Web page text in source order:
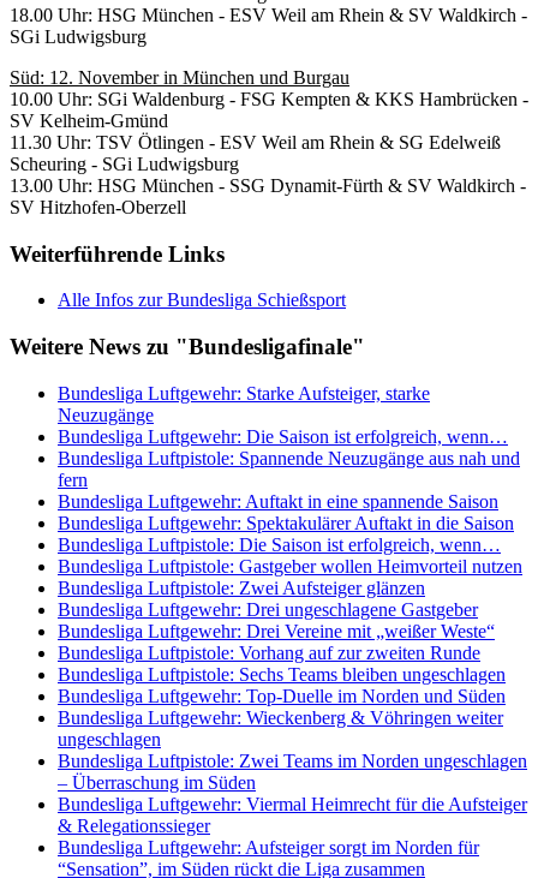
18.00 Uhr: HSG München - ESV Weil am Rhein & SV Waldkirch -
SGi Ludwigsburg
Süd: 12. November in München und Burgau
10.00 Uhr: SGi Waldenburg - FSG Kempten & KKS Hambrücken -
SV Kelheim-Gmünd
11.30 Uhr: TSV Ötlingen - ESV Weil am Rhein & SG Edelweiß
Scheuring - SGi Ludwigsburg
13.00 Uhr: HSG München - SSG Dynamit-Fürth & SV Waldkirch -
SV Hitzhofen-Oberzell
Weiterführende Links
Alle Infos zur Bundesliga Schießsport
Weitere News zu "Bundesligafinale"
Bundesliga Luftgewehr: Starke Aufsteiger, starke
Neuzugänge
Bundesliga Luftgewehr: Die Saison ist erfolgreich, wenn…
Bundesliga Luftpistole: Spannende Neuzugänge aus nah und
fern
Bundesliga Luftgewehr: Auftakt in eine spannende Saison
Bundesliga Luftgewehr: Spektakulärer Auftakt in die Saison
Bundesliga Luftpistole: Die Saison ist erfolgreich, wenn…
Bundesliga Luftpistole: Gastgeber wollen Heimvorteil nutzen
Bundesliga Luftpistole: Zwei Aufsteiger glänzen
Bundesliga Luftgewehr: Drei ungeschlagene Gastgeber
Bundesliga Luftgewehr: Drei Vereine mit „weißer Weste“
Bundesliga Luftpistole: Vorhang auf zur zweiten Runde
Bundesliga Luftpistole: Sechs Teams bleiben ungeschlagen
Bundesliga Luftgewehr: Top-Duelle im Norden und Süden
Bundesliga Luftgewehr: Wieckenberg & Vöhringen weiter
ungeschlagen
Bundesliga Luftpistole: Zwei Teams im Norden ungeschlagen
– Überraschung im Süden
Bundesliga Luftgewehr: Viermal Heimrecht für die Aufsteiger
& Relegationssieger
Bundesliga Luftgewehr: Aufsteiger sorgt im Norden für
“Sensation”, im Süden rückt die Liga zusammen